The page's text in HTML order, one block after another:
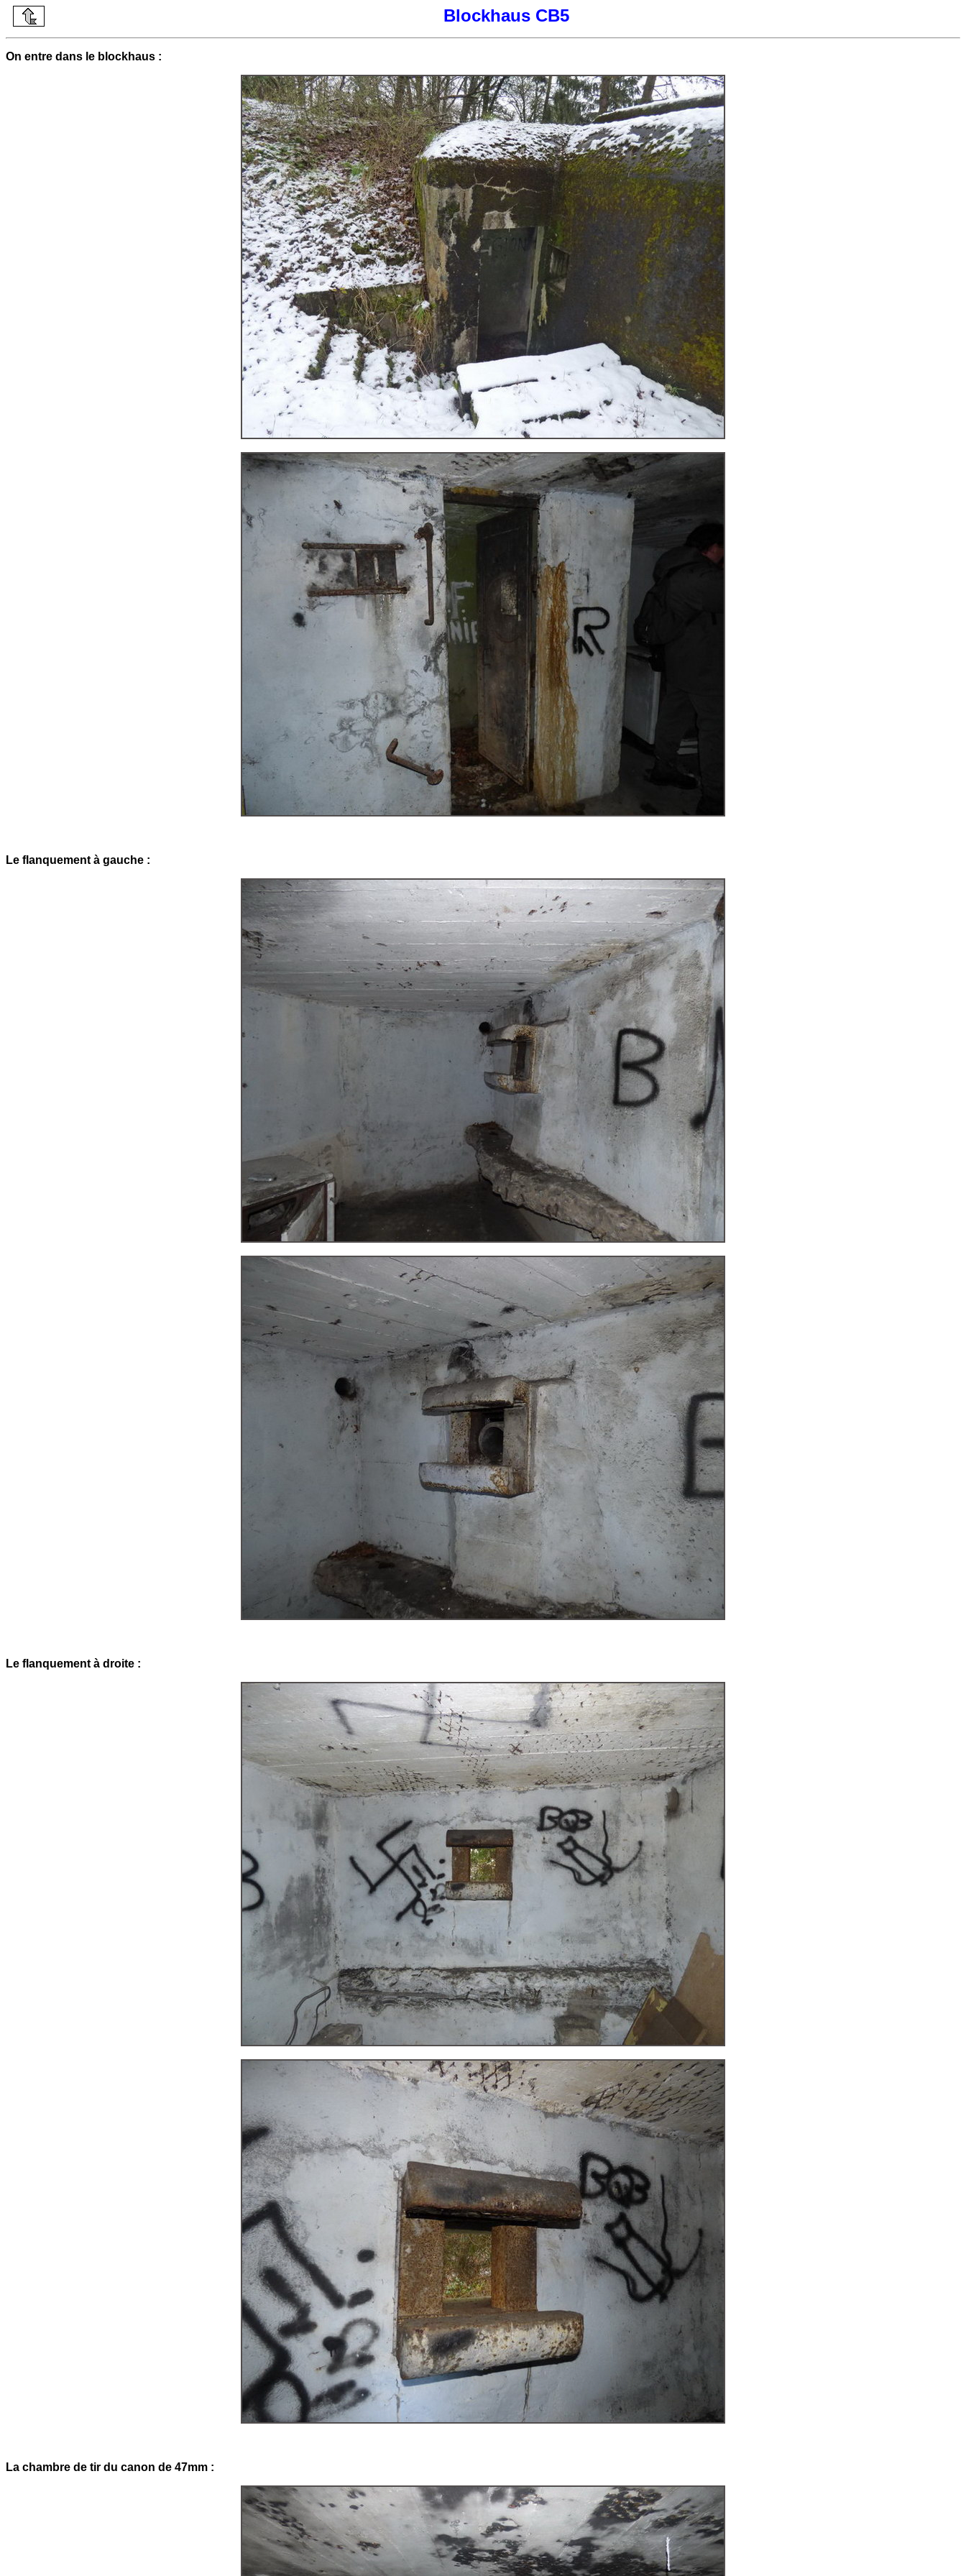
Blockhaus CB5
On entre dans le blockhaus :
Le flanquement à gauche :
Le flanquement à droite :
La chambre de tir du canon de 47mm :